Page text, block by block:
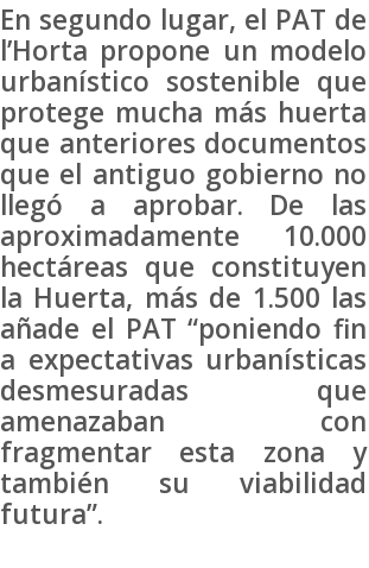
En segundo lugar, el PAT de
l’Horta propone un modelo
urbanístico sostenible que
protege mucha más huerta
que anteriores documentos
que el antiguo gobierno no
llegó a aprobar. De las
aproximadamente 10.000
hectáreas que constituyen
la Huerta, más de 1.500 las
añade el PAT “poniendo fin
a expectativas urbanísticas
desmesuradas que
amenazaban con
fragmentar esta zona y
también su viabilidad
futura”.